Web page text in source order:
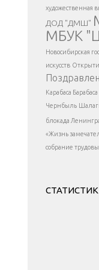
художественная
ДОД "ДМШ"
МБУК
Новосибирская
искусств
Карабаса Барабаса
Чернбыль
блокада
«Жизнь
собрание